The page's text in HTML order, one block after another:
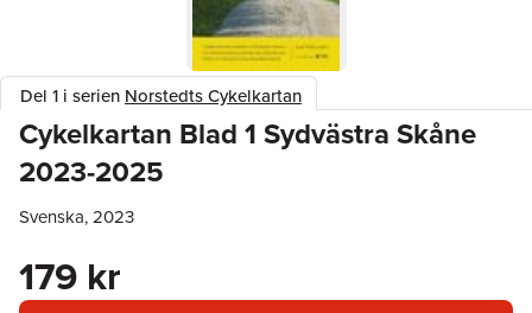
Del 1 i serien Norstedts Cykelkartan
Cykelkartan Blad 1 Sydvästra Skåne
2023-2025
Svenska, 2023
179 kr